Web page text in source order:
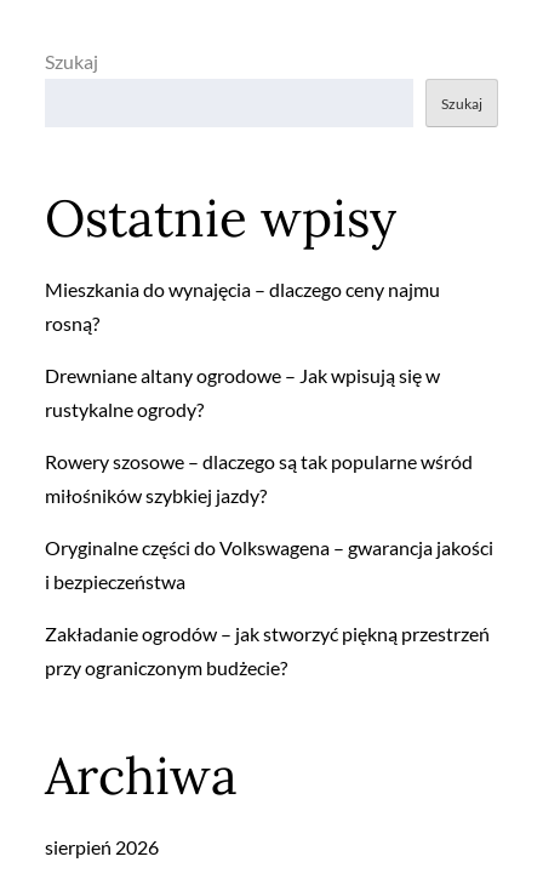
Szukaj
Szukaj
Ostatnie wpisy
Mieszkania do wynajęcia – dlaczego ceny najmu
rosną?
Drewniane altany ogrodowe – Jak wpisują się w
rustykalne ogrody?
Rowery szosowe – dlaczego są tak popularne wśród
miłośników szybkiej jazdy?
Oryginalne części do Volkswagena – gwarancja jakości
i bezpieczeństwa
Zakładanie ogrodów – jak stworzyć piękną przestrzeń
przy ograniczonym budżecie?
Archiwa
sierpień 2026